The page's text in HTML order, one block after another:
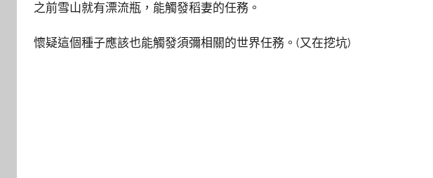
之前雪山就有漂流瓶，能觸發稻妻的任務。
懷疑這個種子應該也能觸發須彌相關的世界任務。(又在挖坑)